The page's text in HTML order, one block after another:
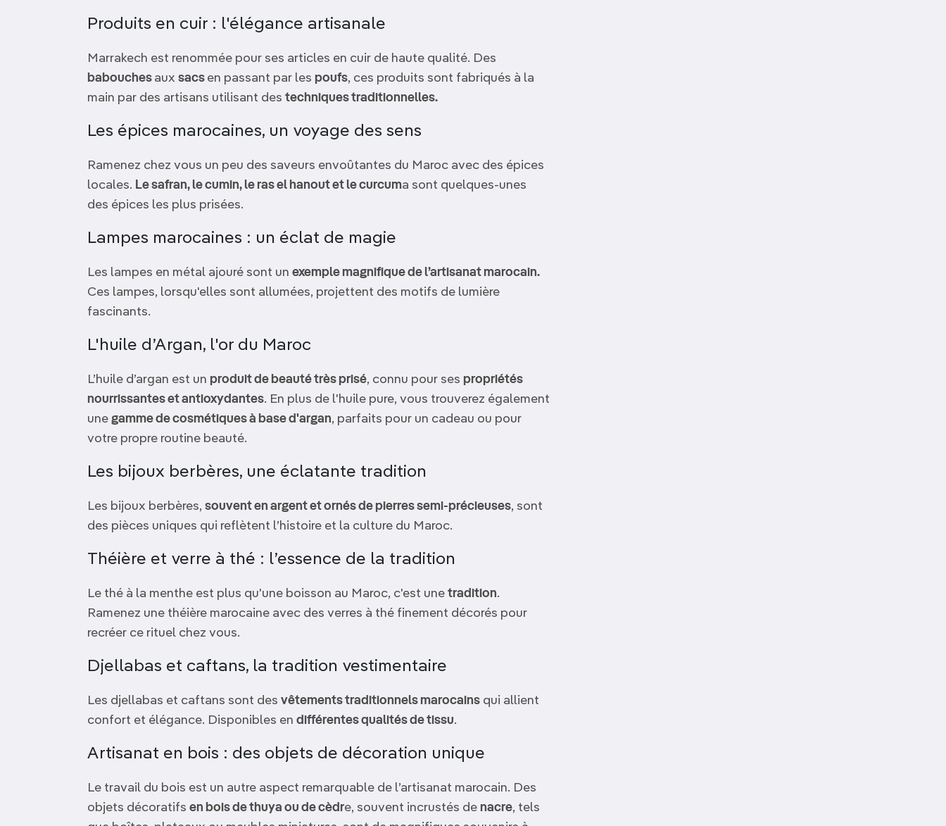
Produits en cuir : l'élégance artisanale
Marrakech est renommée pour ses articles en cuir de haute qualité. Des
babouches aux sacs en passant par les poufs, ces produits sont fabriqués à la
main par des artisans utilisant des techniques traditionnelles.
Les épices marocaines, un voyage des sens
Ramenez chez vous un peu des saveurs envoûtantes du Maroc avec des épices
locales. Le safran, le cumin, le ras el hanout et le curcuma sont quelques-unes
des épices les plus prisées.
Lampes marocaines : un éclat de magie
Les lampes en métal ajouré sont un exemple magnifique de l’artisanat marocain.
Ces lampes, lorsqu'elles sont allumées, projettent des motifs de lumière
fascinants.
L'huile d’Argan, l'or du Maroc
L’huile d’argan est un produit de beauté très prisé, connu pour ses propriétés
nourrissantes et antioxydantes. En plus de l'huile pure, vous trouverez également
une gamme de cosmétiques à base d'argan, parfaits pour un cadeau ou pour
votre propre routine beauté.
Les bijoux berbères, une éclatante tradition
Les bijoux berbères, souvent en argent et ornés de pierres semi-précieuses, sont
des pièces uniques qui reflètent l’histoire et la culture du Maroc.
Théière et verre à thé : l’essence de la tradition
Le thé à la menthe est plus qu'une boisson au Maroc, c'est une tradition.
Ramenez une théière marocaine avec des verres à thé finement décorés pour
recréer ce rituel chez vous.
Djellabas et caftans, la tradition vestimentaire
Les djellabas et caftans sont des vêtements traditionnels marocains qui allient
confort et élégance. Disponibles en différentes qualités de tissu.
Artisanat en bois : des objets de décoration unique
Le travail du bois est un autre aspect remarquable de l’artisanat marocain. Des
objets décoratifs en bois de thuya ou de cèdre, souvent incrustés de nacre, tels